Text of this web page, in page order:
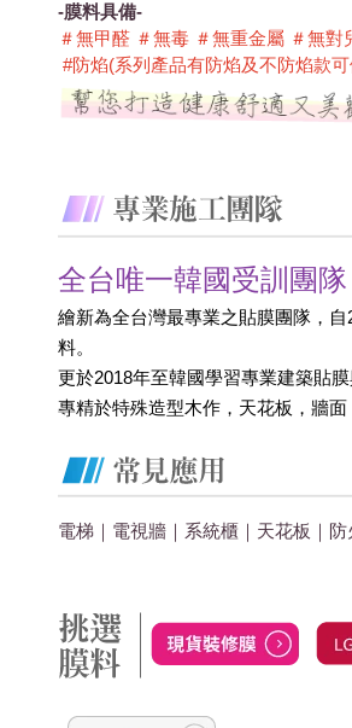
-膜料具備-
＃無甲醛 ＃無毒 ＃無重金屬 ＃無對
#防焰(系列產品有防焰及不防焰款
全台唯一韓國受訓團隊
繪新為全台灣最專業之貼膜團隊，
料。
更於2018年至韓國學習專業建築貼
專精於特殊造型木作，天花板，牆面
電梯｜電視牆｜系統櫃｜天花板｜